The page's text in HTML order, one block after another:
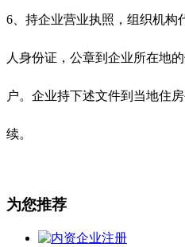
6、持企业营业执照，组织机构
人身份证，公章到企业所在地
户。企业持下述文件到当地住
续。
为您推荐